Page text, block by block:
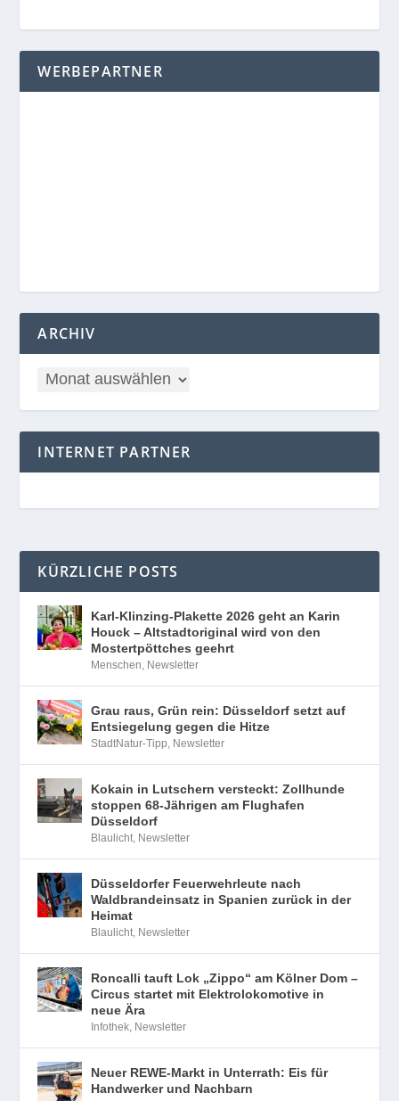
WERBEPARTNER
ARCHIV
INTERNET PARTNER
KÜRZLICHE POSTS
Karl-Klinzing-Plakette 2026 geht an Karin
Houck – Altstadtoriginal wird von den
Mostertpöttches geehrt
Menschen Newsletter
Grau raus, Grün rein: Düsseldorf setzt auf
Entsiegelung gegen die Hitze
StadtNatur-Tipp Newsletter
Kokain in Lutschern versteckt: Zollhunde
stoppen 68-Jährigen am Flughafen
Düsseldorf
Blaulicht Newsletter
Düsseldorfer Feuerwehrleute nach
Waldbrandeinsatz in Spanien zurück in der
Heimat
Blaulicht Newsletter
Roncalli tauft Lok „Zippo“ am Kölner Dom –
Circus startet mit Elektrolokomotive in
neue Ära
Infothek Newsletter
Neuer REWE-Markt in Unterrath: Eis für
Handwerker und Nachbarn